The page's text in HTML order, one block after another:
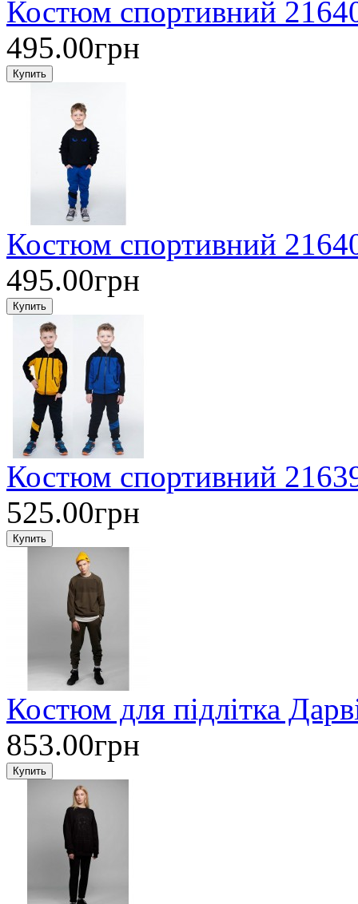
Костюм спортивний
495.00грн
Костюм спортивний
495.00грн
Костюм спортивний
525.00грн
Костюм для підлітка
853.00грн